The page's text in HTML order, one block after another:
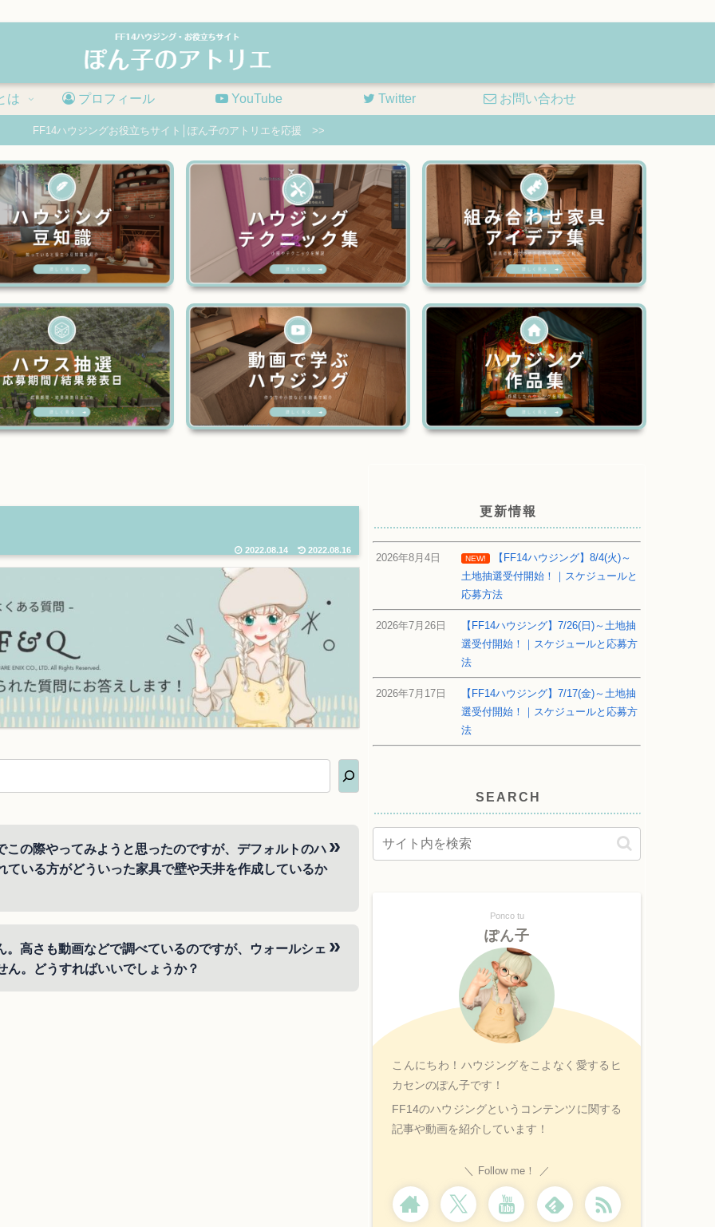
は プロフィール YouTube Twitter お問い合わせ
FF14ハウジングお役立ちサイト│ぽん子のアトリエを応援 >>
2022.08.14 2022.08.16
の際やってみようと思ったのですが、デフォルトのハ
ている方がどういった家具で壁や天井を作成しているか
いように見受けます。
問者さんのおっしゃる内装に合わせたハウジングもとても
高さも動画などで調べているのですが、ウォールシェ
ん。どうすればいいでしょうか？
更新情報
2026年8月4日 NEW!
【FF14ハウジング】8/4(火)～
土地抽選受付開始！｜スケジュールと
応募方法
2026年7月26日
【FF14ハウジング】7/26(日)～土地抽
選受付開始！｜スケジュールと応募方
法
2026年7月17日
【FF14ハウジング】7/17(金)～土地抽
選受付開始！｜スケジュールと応募方
法
SEARCH
Ponco tu
ぽん子
こんにちわ！ハウジングをこよなく愛するヒ
カセンのぽん子です！
FF14のハウジングというコンテンツに関する
記事や動画を紹介しています！
Follow me！